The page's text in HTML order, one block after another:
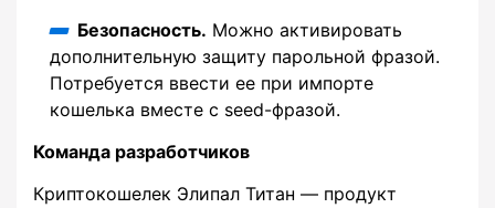
Безопасность. Можно активировать
дополнительную защиту парольной фразой.
Потребуется ввести ее при импорте
кошелька вместе с seed-фразой.
Команда разработчиков
Криптокошелек Элипал Титан — продукт